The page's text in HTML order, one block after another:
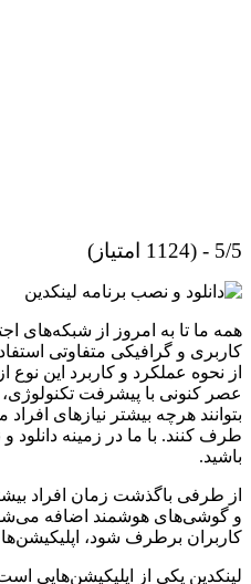
5/5 - (1124 امتیاز)
همه ما تا به امروز از شبکه‌های
کاربری و گرافیکی متفاوتی
از نحوه عملکرد و کاربرد این نوع
عصر کنونی با پیشرفت تکنولوژی،
بتوانند هرچه بیشتر نیازهای
طرف کنند. با ما در زمینه دانلود
باشید.
از طرفی باگذشت زمان افراد
و گوشی‌های هوشمند اضافه
کاربران برطرف شود،
لینکدین یکی از اپلیکیشن‌هایی